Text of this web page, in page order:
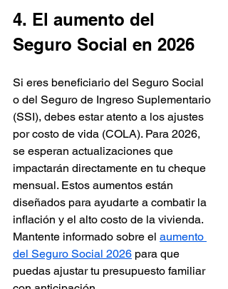
4. El aumento del
Seguro Social en 2026
Si eres beneficiario del Seguro Social
o del Seguro de Ingreso Suplementario
(SSI), debes estar atento a los ajustes
por costo de vida (COLA). Para 2026,
se esperan actualizaciones que
impactarán directamente en tu cheque
mensual. Estos aumentos están
diseñados para ayudarte a combatir la
inflación y el alto costo de la vivienda.
Mantente informado sobre el aumento
del Seguro Social 2026 para que
puedas ajustar tu presupuesto familiar